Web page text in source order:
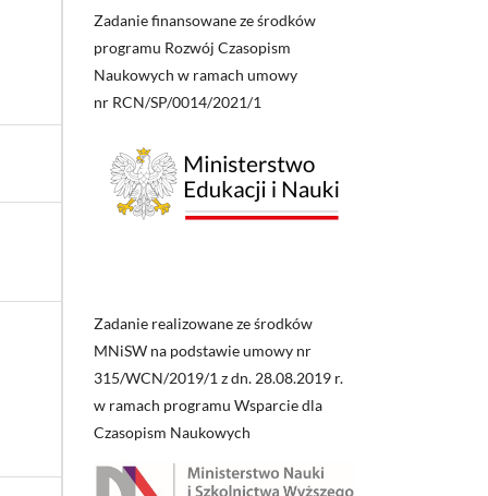
Zadanie finansowane ze środków
programu Rozwój Czasopism
Naukowych w ramach umowy
nr RCN/SP/0014/2021/1
Zadanie realizowane ze środków
MNiSW na podstawie umowy nr
315/WCN/2019/1 z dn. 28.08.2019 r.
w ramach programu Wsparcie dla
Czasopism Naukowych